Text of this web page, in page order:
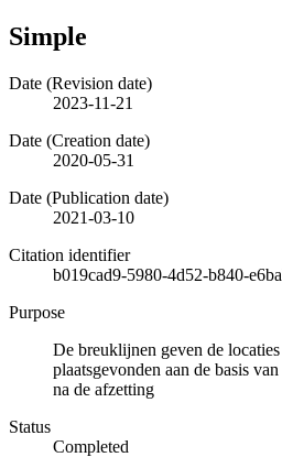
Simple
Date (Revision date)
2023-11-21
Date (Creation date)
2020-05-31
Date (Publication date)
2021-03-10
Citation identifier
b019cad9-5980-4d52-b840-
Purpose
De breuklijnen geven de
plaatsgevonden aan de basis
na de afzetting
Status
Completed